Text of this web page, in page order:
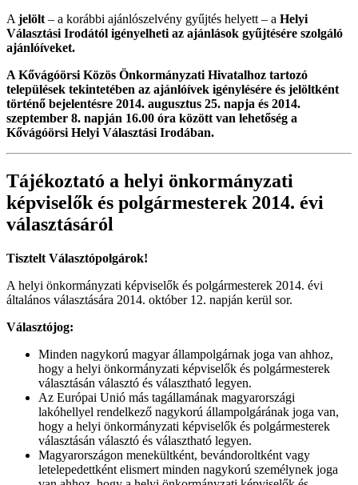
A jelölt – a korábbi ajánlószelvény gyűjtés helyett – a Helyi
Választási Irodától igényelheti az ajánlások gyűjtésére szolgáló
ajánlóíveket.
A Kővágóörsi Közös Önkormányzati Hivatalhoz tartozó
települések tekintetében az ajánlóívek igénylésére és jelöltként
történő bejelentésre 2014. augusztus 25. napja és 2014.
szeptember 8. napján 16.00 óra között van lehetőség a
Kővágóörsi Helyi Választási Irodában.
Tájékoztató a helyi önkormányzati
képviselők és polgármesterek 2014. évi
választásáról
Tisztelt Választópolgárok!
A helyi önkormányzati képviselők és polgármesterek 2014. évi
általános választására 2014. október 12. napján kerül sor.
Választójog:
Minden nagykorú magyar állampolgárnak joga van ahhoz,
hogy a helyi önkormányzati képviselők és polgármesterek
választásán választó és választható legyen.
Az Európai Unió más tagállamának magyarországi
lakóhellyel rendelkező nagykorú állampolgárának joga van,
hogy a helyi önkormányzati képviselők és polgármesterek
választásán választó és választható legyen.
Magyarországon menekültként, bevándoroltként vagy
letelepedettként elismert minden nagykorú személynek joga